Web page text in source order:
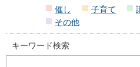
催し
子育て
その他
キーワード検索